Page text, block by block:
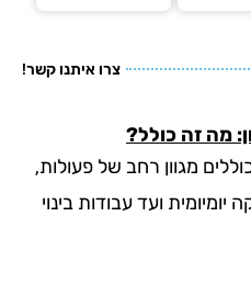
צרו איתנו קשר!
כולל?
רחב של פעולות,
ועד עבודות בינוי